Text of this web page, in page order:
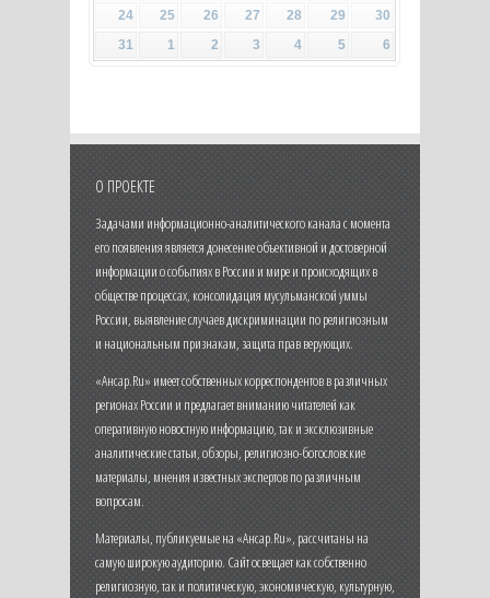
24
25 26 27 28 29
30
31
1 2 3 4 5 6
О ПРОЕКТЕ
Задачами информационно-аналитического канала с момента
его появления является донесение объективной и достоверной
информации о событиях в России и мире и происходящих в
обществе процессах, консолидация мусульманской уммы
России, выявление случаев дискриминации по религиозным
и национальным признакам, защита прав верующих.
«Ансар.Ru» имеет собственных корреспондентов в различных
регионах России и предлагает вниманию читателей как
оперативную новостную информацию, так и эксклюзивные
аналитические статьи, обзоры, религиозно-богословские
материалы, мнения известных экспертов по различным
вопросам.
Материалы, публикуемые на «Ансар.Ru», рассчитаны на
самую широкую аудиторию. Сайт освещает как собственно
религиозную, так и политическую, экономическую, культурную,